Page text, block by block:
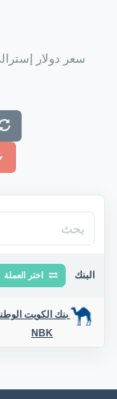
البنك اختر العملة
بنك الكويت
NBK